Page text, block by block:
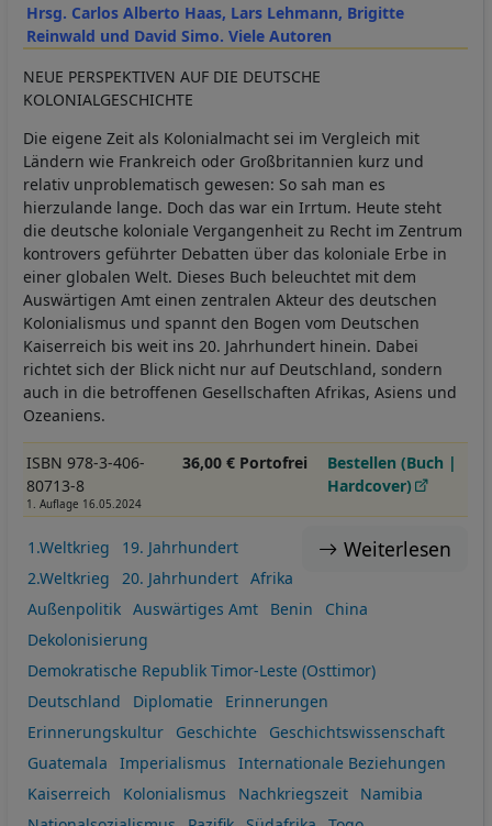
Hrsg. Carlos Alberto Haas, Lars Lehmann, Brigitte
Reinwald und David Simo. Viele Autoren
NEUE PERSPEKTIVEN AUF DIE DEUTSCHE
KOLONIALGESCHICHTE
Die eigene Zeit als Kolonialmacht sei im Vergleich mit
Ländern wie Frankreich oder Großbritannien kurz und
relativ unproblematisch gewesen: So sah man es
hierzulande lange. Doch das war ein Irrtum. Heute steht
die deutsche koloniale Vergangenheit zu Recht im Zentrum
kontrovers geführter Debatten über das koloniale Erbe in
einer globalen Welt. Dieses Buch beleuchtet mit dem
Auswärtigen Amt einen zentralen Akteur des deutschen
Kolonialismus und spannt den Bogen vom Deutschen
Kaiserreich bis weit ins 20. Jahrhundert hinein. Dabei
richtet sich der Blick nicht nur auf Deutschland, sondern
auch in die betroffenen Gesellschaften Afrikas, Asiens und
Ozeaniens.
ISBN 978-3-406-
80713-8
1. Auflage 16.05.2024
36,00 € Portofrei
Bestellen (Buch |
Hardcover)
Weiterlesen
1.Weltkrieg
19. Jahrhundert
2.Weltkrieg
20. Jahrhundert
Afrika
Außenpolitik
Auswärtiges Amt Benin
China
Dekolonisierung
Demokratische Republik Timor-Leste (Osttimor)
Deutschland
Diplomatie
Erinnerungen
Erinnerungskultur
Geschichte
Geschichtswissenschaft
Guatemala
Imperialismus
Internationale Beziehungen
Kaiserreich
Kolonialismus Nachkriegszeit
Namibia